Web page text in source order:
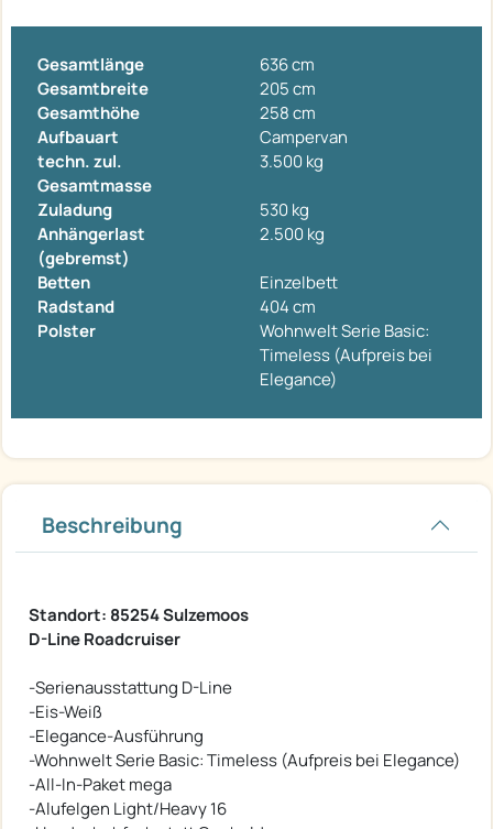
Gesamtlänge
636 cm
Gesamtbreite
205 cm
Gesamthöhe
258 cm
Aufbauart
Campervan
techn. zul.
Gesamtmasse
3.500 kg
Zuladung
530 kg
Anhängerlast
(gebremst)
2.500 kg
Betten
Einzelbett
Radstand
404 cm
Polster
Wohnwelt Serie Basic:
Timeless (Aufpreis bei
Elegance)
Beschreibung
Standort: 85254 Sulzemoos
D-Line Roadcruiser
-Serienausstattung D-Line
-Eis-Weiß
-Elegance-Ausführung
-Wohnwelt Serie Basic: Timeless (Aufpreis bei Elegance)
-All-In-Paket mega
-Alufelgen Light/Heavy 16